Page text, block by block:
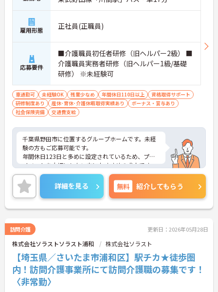
雇用形態 正社員(正職員)
応募要件
■介護職員初任者研修（旧ヘルパー2級） ■
介護職員実務者研修（旧ヘルパー1級/基礎
研修） ※未経験可
車通勤可 未経験OK 残業少なめ 年間休日110日以上
資格取得サポート
研修制度あり
産休･育休･介護休暇取得実績あり
ボーナス・賞与あり
社会保険完備
交通費支給
千葉県野田市に位置するグループホームです。未経
験の方もご応募可能です。
年間休日123日と多めに設定されているため、プラ
イベートを大切にしたい方におすすめの求人です。
昇給や賞与制度があり頑張りが評価されてしっかり
と職員に還元されます。
ご興味のある方には、面接対策ポイントなど、さら
に詳細をお話しいたしますのでお気軽にご相談くだ
さい！
詳細を見る 無料 紹介してもらう
訪問介護 更新日：2026年05月28日
株式会社ソラストソラスト浦和 株式会社ソラスト
【埼玉県／さいたま市浦和区】駅チカ★徒歩圏
内！訪問介護事業所にて訪問介護職の募集です！
〈非常勤〉